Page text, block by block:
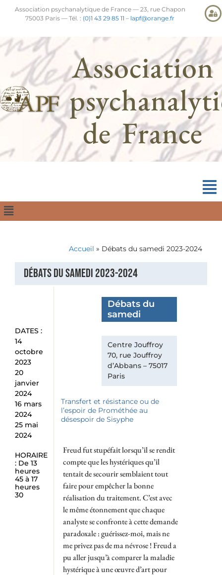
Association psychanalytique de France — 23, rue Chapon
75003 Paris — Tél. : (0)1 43 29 85 11 – lapf@orange.fr
Association
de France
Accueil » Débats du samedi 2023-2024
Débats du samedi 2023-2024
DATES :
14
octobre
2023
20
janvier
2024
16 mars
2024
25 mai
2024
HORAIRE
: De 13
heures
45 à 17
heures
30
Débats du
samedi
Centre Jouffroy
70, rue Jouffroy
d’Abbans – 75017
Paris
Transfert et résistance ou de
l’espoir de Prométhée au
désespoir de Sisyphe
Freud fut stupéfait lorsqu’il se rendit
compte que les hystériques qu’il
tentait de secourir semblaient tout
faire pour empêcher la bonne
réalisation du traitement. C’est avec
le même étonnement que chaque
analyste se confronte à cette demande
paradoxale : guérissez-moi, mais ne
me privez pas de ma névrose ! Freud a
pu aller jusqu’à comparer la maladie
hystérique à une œuvre d’art pour